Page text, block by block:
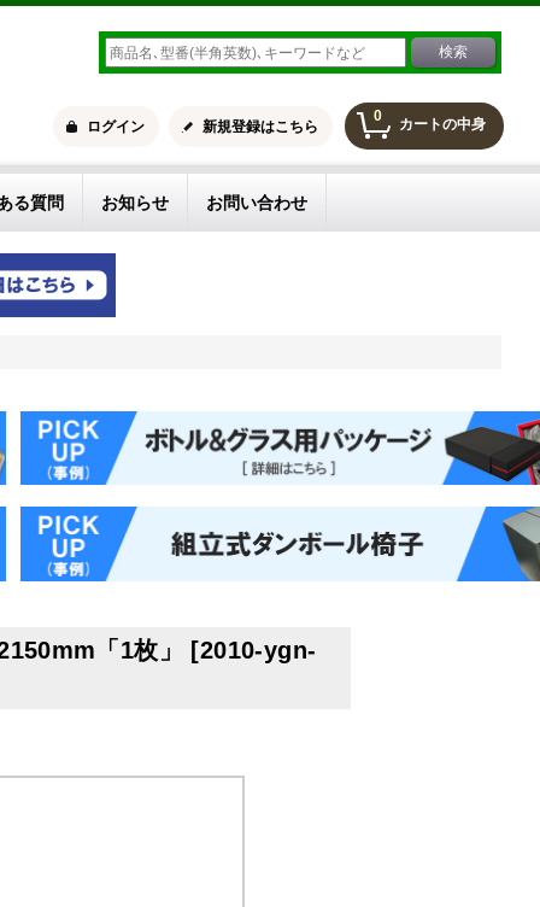
0 カートの中身
ログイン 新規登録はこちら
る質問 お知らせ お問い合わせ
「1枚」 [2010-ygn-